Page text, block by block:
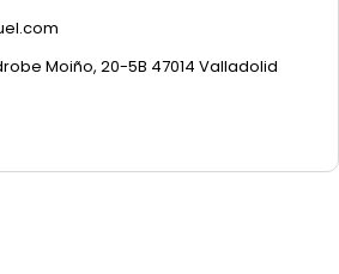
Moiño, 20-5B 47014 Valladolid